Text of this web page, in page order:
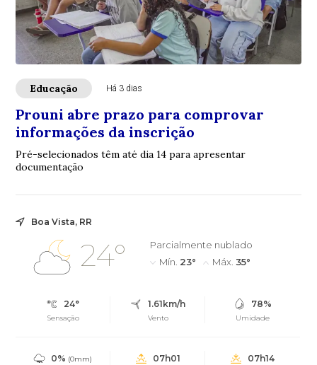
Educação Há 3 dias
Prouni abre prazo para comprovar
informações da inscrição
Pré-selecionados têm até dia 14 para apresentar
documentação
Boa Vista, RR
24°
Parcialmente nublado
Mín. 23° Máx. 35°
24°
Sensação
1.61km/h
Vento
78%
Umidade
0% (0mm)
07h01 07h14